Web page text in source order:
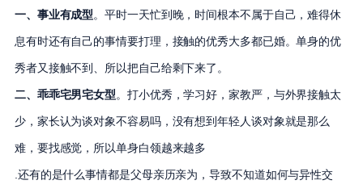
一、事业有成型。平时一天忙到晚，时间根本不属于自己，难得休
息有时还有自己的事情要打理，接触的优秀大多都已婚。单身的优
秀者又接触不到、所以把自己给剩下来了。
二、乖乖宅男宅女型。打小优秀，学习好，家教严，与外界接触太
少，家长认为谈对象不容易吗，没有想到年轻人谈对象就是那么
难，要找感觉，所以单身白领越来越多
.还有的是什么事情都是父母亲历亲为，导致不知道如何与异性交